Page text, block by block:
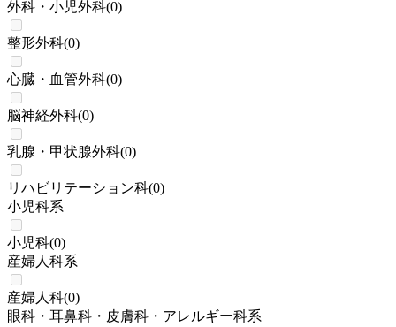
外科・小児外科(0)
整形外科(0)
心臓・血管外科(0)
脳神経外科(0)
乳腺・甲状腺外科(0)
リハビリテーション科(0)
小児科系
小児科(0)
産婦人科系
産婦人科(0)
眼科・耳鼻科・皮膚科・アレルギー科系